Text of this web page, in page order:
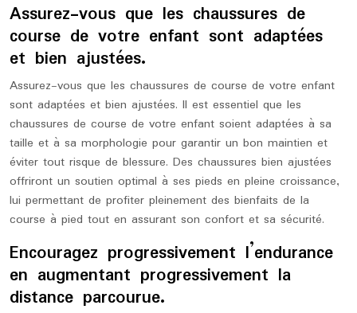
Assurez-vous que les chaussures de
course de votre enfant sont adaptées
et bien ajustées.
Assurez-vous que les chaussures de course de votre enfant
sont adaptées et bien ajustées. Il est essentiel que les
chaussures de course de votre enfant soient adaptées à sa
taille et à sa morphologie pour garantir un bon maintien et
éviter tout risque de blessure. Des chaussures bien ajustées
offriront un soutien optimal à ses pieds en pleine croissance,
lui permettant de profiter pleinement des bienfaits de la
course à pied tout en assurant son confort et sa sécurité.
Encouragez progressivement l’endurance
en augmentant progressivement la
distance parcourue.